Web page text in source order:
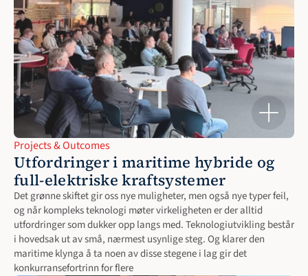
Projects & Outcomes
Utfordringer i maritime hybride og
full-elektriske kraftsystemer
Det grønne skiftet gir oss nye muligheter, men også nye typer feil,
og når kompleks teknologi møter virkeligheten er der alltid
utfordringer som dukker opp langs med. Teknologiutvikling består
i hovedsak ut av små, nærmest usynlige steg. Og klarer den
maritime klynga å ta noen av disse stegene i lag gir det
konkurransefortrinn for flere